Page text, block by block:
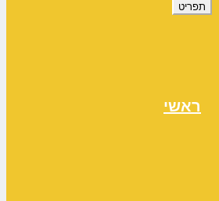
תפריט
ראשי